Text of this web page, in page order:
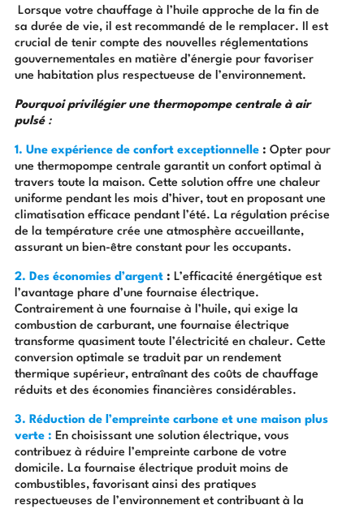
Lorsque votre chauffage à l’huile approche de la fin de
sa durée de vie, il est recommandé de le remplacer. Il est
crucial de tenir compte des nouvelles réglementations
gouvernementales en matière d’énergie pour favoriser
une habitation plus respectueuse de l’environnement.
Pourquoi privilégier une thermopompe centrale à air
pulsé:
1. Une expérience de confort exceptionnelle : Opter pour
une thermopompe centrale garantit un confort optimal à
travers toute la maison. Cette solution offre une chaleur
uniforme pendant les mois d’hiver, tout en proposant une
climatisation efficace pendant l’été. La régulation précise
de la température crée une atmosphère accueillante,
assurant un bien-être constant pour les occupants.
2. Des économies d’argent : L’efficacité énergétique est
l’avantage phare d’une fournaise électrique.
Contrairement à une fournaise à l’huile, qui exige la
combustion de carburant, une fournaise électrique
transforme quasiment toute l’électricité en chaleur. Cette
conversion optimale se traduit par un rendement
thermique supérieur, entraînant des coûts de chauffage
réduits et des économies financières considérables.
3. Réduction de l’empreinte carbone et une maison plus
verte : En choisissant une solution électrique, vous
contribuez à réduire l’empreinte carbone de votre
domicile. La fournaise électrique produit moins de
combustibles, favorisant ainsi des pratiques
respectueuses de l’environnement et contribuant à la